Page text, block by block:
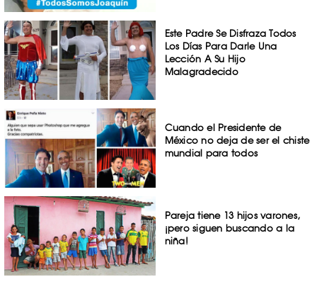
Este Padre Se Disfraza Todos
Los Días Para Darle Una
Lección A Su Hijo
Malagradecido
Cuando el Presidente de
México no deja de ser el chiste
mundial para todos
Pareja tiene 13 hijos varones,
¡pero siguen buscando a la
niña!